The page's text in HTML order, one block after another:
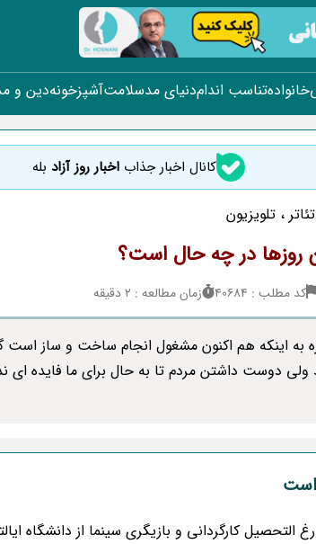
خانوادهتناسب اندامدنیای مدسلامتآشپزخونهدین و
کانال اخبار جذاب اخبار روز آزاد بله
، تلویزیون
روزها در چه حال است؟
کد مطلب : 40684 زمان مطالعه : 2 دقیقه
به اینکه هم اکنون مشغول انجام ساخت و ساز
ولی دوست داشتن مردم تا به حال برای ما فایده ای
است
التحصیل کارگردانی و بازیگری سینما از دانشگاه